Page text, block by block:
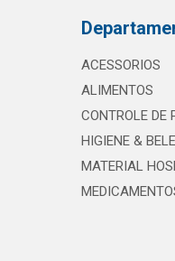
ACESSORIOS
ALIMENTOS
CONTROLE DE
HIGIENE &
MATERIAL